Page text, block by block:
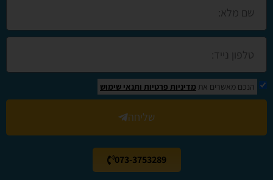
הנכם מאשרים את מדיניות פרטיות ותנאי שימוש
שליחה
073-3753289